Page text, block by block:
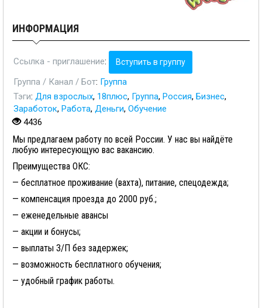
ИНФОРМАЦИЯ
Ссылка - приглашение: Вступить в группу
Группа / Канал / Бот: Группа
Тэги: Для взрослых, 18плюс, Группа, Россия, Бизнес,
Заработок, Работа, Деньги, Обучение
4436
Мы предлагаем работу по всей России. У нас вы найдёте
любую интересующую вас вакансию.
Преимущества ОКС:
— бесплатное проживание (вахта), питание, спецодежда;
— компенсация проезда до 2000 руб.;
— еженедельные авансы
— акции и бонусы;
— выплаты З/П без задержек;
— возможность бесплатного обучения;
— удобный график работы.